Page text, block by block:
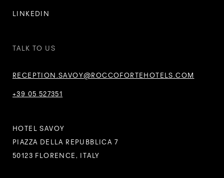
LINKEDIN
TALK TO US
RECEPTION.SAVOY@ROCCOFORTEHOTELS.COM
+39 05 527351
HOTEL SAVOY
PIAZZA DELLA REPUBBLICA 7
50123 FLORENCE, ITALY